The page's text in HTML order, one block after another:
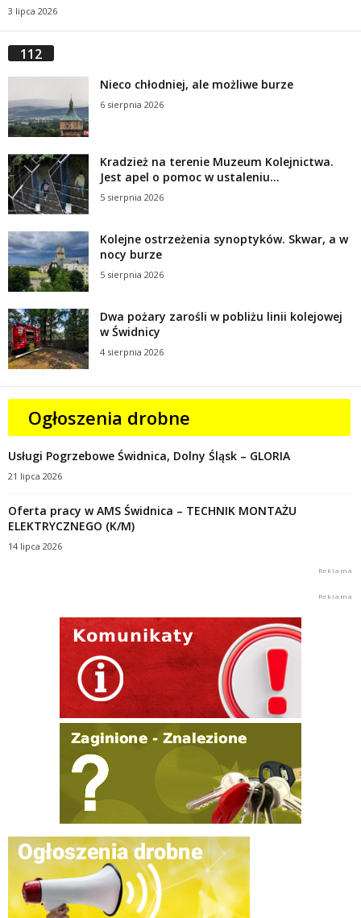
3 lipca 2026
112
Nieco chłodniej, ale możliwe burze
6 sierpnia 2026
Kradzież na terenie Muzeum Kolejnictwa.
Jest apel o pomoc w ustaleniu...
5 sierpnia 2026
Kolejne ostrzeżenia synoptyków. Skwar, a w
nocy burze
5 sierpnia 2026
Dwa pożary zarośli w pobliżu linii kolejowej
w Świdnicy
4 sierpnia 2026
Ogłoszenia drobne
Usługi Pogrzebowe Świdnica, Dolny Śląsk – GLORIA
21 lipca 2026
Oferta pracy w AMS Świdnica – TECHNIK MONTAŻU
ELEKTRYCZNEGO (K/M)
14 lipca 2026